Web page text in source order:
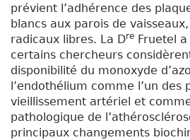
prévient l’adhérence des
blancs aux parois de
radicaux libres. La Dre Fruetel
certains chercheurs
disponibilité du monoxyde
l’endothélium comme l’un des
vieillissement artériel et
pathologique de
principaux changements